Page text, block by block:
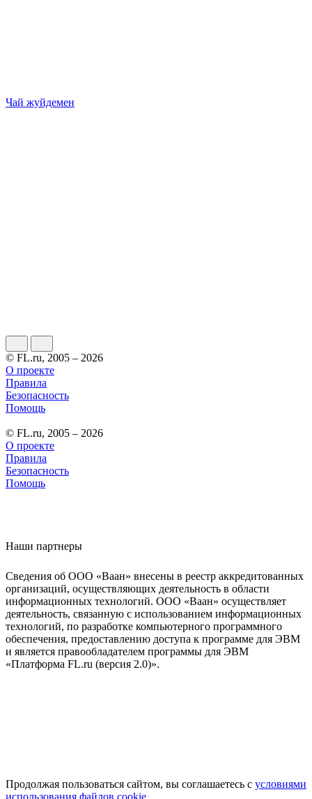
Чай жуйдемен
© FL.ru, 2005 – 2026
О проекте
Правила
Безопасность
Помощь
© FL.ru, 2005 – 2026
О проекте
Правила
Безопасность
Помощь
Наши партнеры
Сведения об ООО «Ваан» внесены в реестр аккредитованных
организаций, осуществляющих деятельность в области
информационных технологий. ООО «Ваан» осуществляет
деятельность, связанную с использованием информационных
технологий, по разработке компьютерного программного
обеспечения, предоставлению доступа к программе для ЭВМ
и является правообладателем программы для ЭВМ
«Платформа FL.ru (версия 2.0)».
Продолжая пользоваться сайтом, вы соглашаетесь с условиями
использования файлов cookie